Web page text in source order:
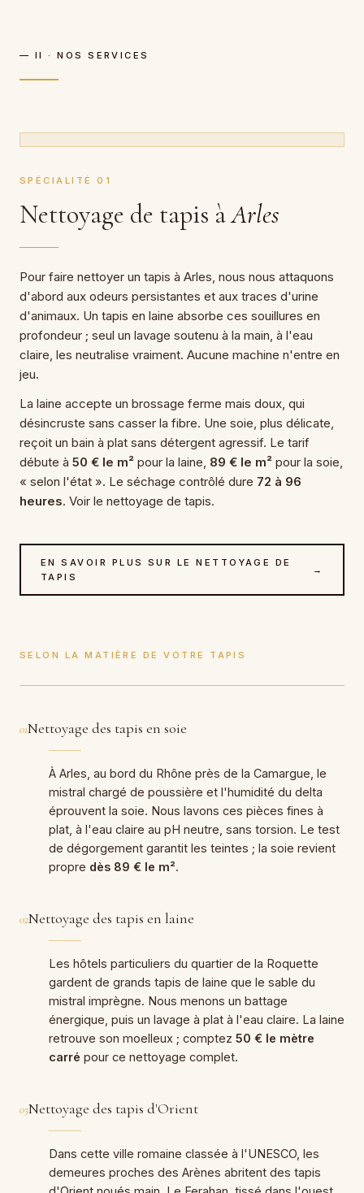
— II · NOS SERVICES
SPÉCIALITÉ 01
Nettoyage de tapis àArles
Pour faire nettoyer un tapis à Arles, nous nous attaquons
d'abord aux odeurs persistantes et aux traces d'urine
d'animaux. Un tapis en laine absorbe ces souillures en
profondeur ; seul un lavage soutenu à la main, à l'eau
claire, les neutralise vraiment. Aucune machine n'entre en
jeu.
La laine accepte un brossage ferme mais doux, qui
désincruste sans casser la fibre. Une soie, plus délicate,
reçoit un bain à plat sans détergent agressif. Le tarif
débute à 50 € le m² pour la laine, 89 € le m² pour la soie,
« selon l'état ». Le séchage contrôlé dure 72 à 96
heures. Voir le nettoyage de tapis.
EN SAVOIR PLUS SUR LE NETTOYAGE DE
TAPIS
→
SELON LA MATIÈRE DE VOTRE TAPIS
01Nettoyage des tapis en soie
À Arles, au bord du Rhône près de la Camargue, le
mistral chargé de poussière et l'humidité du delta
éprouvent la soie. Nous lavons ces pièces fines à
plat, à l'eau claire au pH neutre, sans torsion. Le test
de dégorgement garantit les teintes ; la soie revient
propre dès 89 € le m².
02Nettoyage des tapis en laine
Les hôtels particuliers du quartier de la Roquette
gardent de grands tapis de laine que le sable du
mistral imprègne. Nous menons un battage
énergique, puis un lavage à plat à l'eau claire. La laine
retrouve son moelleux ; comptez 50 € le mètre
carré pour ce nettoyage complet.
03Nettoyage des tapis d'Orient
Dans cette ville romaine classée à l'UNESCO, les
demeures proches des Arènes abritent des tapis